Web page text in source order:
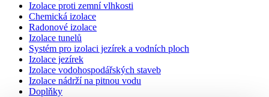
Izolace proti zemní vlhkosti
Chemická izolace
Radonové izolace
Izolace tunelů
Systém pro izolaci jezírek a vodních ploch
Izolace jezírek
Izolace vodohospodářských staveb
Izolace nádrží na pitnou vodu
Doplňky